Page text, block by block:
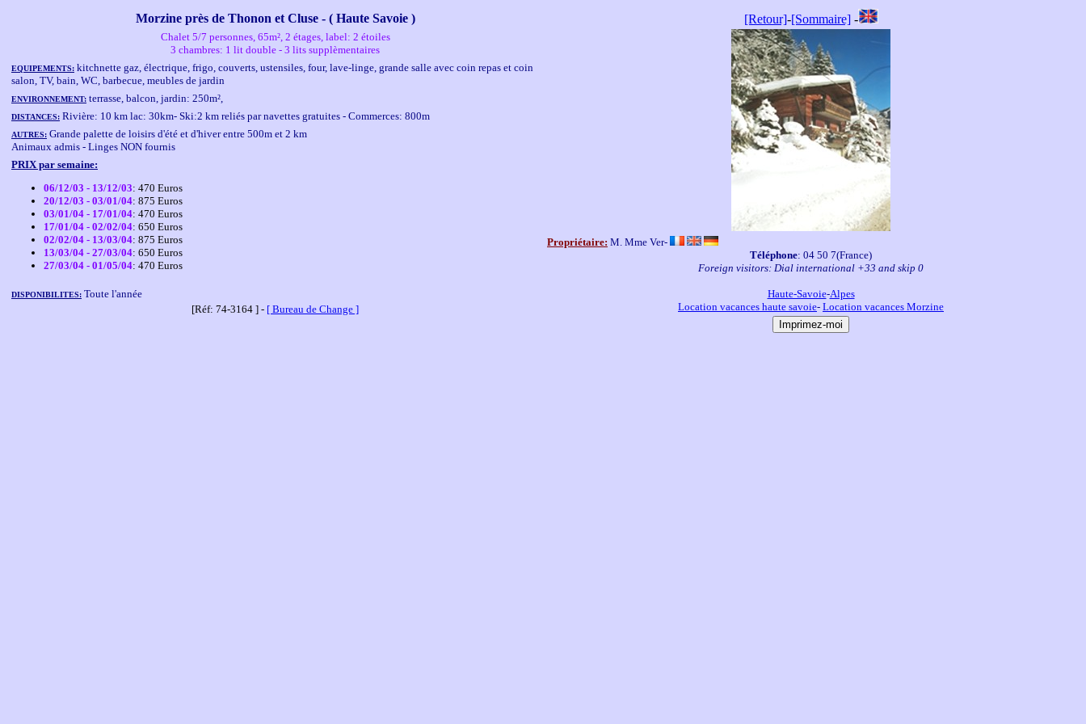
Morzine près de Thonon et Cluse - ( Haute Savoie )
Chalet 5/7 personnes, 65m², 2 étages, label: 2 étoiles
3 chambres: 1 lit double - 3 lits supplèmentaires
EQUIPEMENTS: kitchnette gaz, électrique, frigo, couverts, ustensiles, four, lave-linge, grande salle avec coin repas et coin
salon, TV, bain, WC, barbecue, meubles de jardin
ENVIRONNEMENT: terrasse, balcon, jardin: 250m²,
DISTANCES: Rivière: 10 km lac: 30km- Ski:2 km reliés par navettes gratuites - Commerces: 800m
AUTRES: Grande palette de loisirs d'été et d'hiver entre 500m et 2 km
Animaux admis - Linges NON fournis
PRIX par semaine:
06/12/03 - 13/12/03: 470 Euros
20/12/03 - 03/01/04: 875 Euros
03/01/04 - 17/01/04: 470 Euros
17/01/04 - 02/02/04: 650 Euros
02/02/04 - 13/03/04: 875 Euros
13/03/04 - 27/03/04: 650 Euros
27/03/04 - 01/05/04: 470 Euros
DISPONIBILITES: Toute l'année
[Réf: 74-3164 ] - [ Bureau de Change ]
[Retour]-[Sommaire] -
Propriétaire: M. Mme Ver-
Téléphone: 04 50 7(France)
Foreign visitors: Dial international +33 and skip 0
Haute-Savoie-Alpes
Location vacances haute savoie- Location vacances Morzine